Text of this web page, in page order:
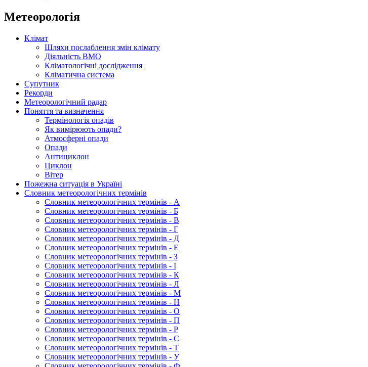
Метеорологія
Клімат
Шляхи послаблення змін клімату
Діяльність ВМО
Кліматологічні дослідження
Кліматична система
Супутник
Рекорди
Метеорологічний радар
Поняття та визначення
Термінологія опадів
Як вимірюють опади?
Атмосферні опади
Опади
Антициклон
Циклон
Вітер
Пожежна ситуація в Україні
Словник метеорологічних термінів
Словник метеорологічних термінів - А
Словник метеорологічних термінів - Б
Словник метеорологічних термінів - В
Словник метеорологічних термінів - Г
Словник метеорологічних термінів - Д
Словник метеорологічних термінів - Е
Словник метеорологічних термінів - З
Словник метеорологічних термінів - І
Словник метеорологічних термінів - К
Словник метеорологічних термінів - Л
Словник метеорологічних термінів - М
Словник метеорологічних термінів - Н
Словник метеорологічних термінів - О
Словник метеорологічних термінів - П
Словник метеорологічних термінів - Р
Словник метеорологічних термінів - С
Словник метеорологічних термінів - Т
Словник метеорологічних термінів - У